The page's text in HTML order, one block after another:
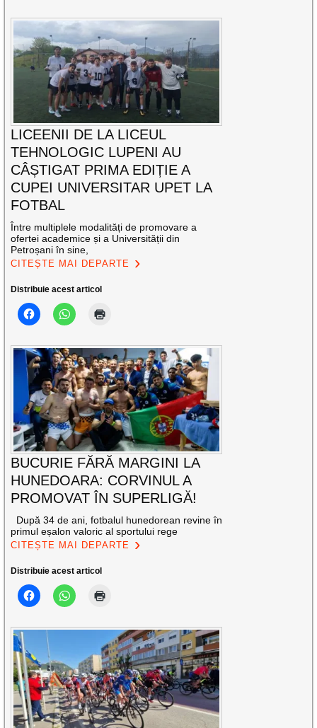
LICEENII DE LA LICEUL
TEHNOLOGIC LUPENI AU
CÂȘTIGAT PRIMA EDIȚIE A
CUPEI UNIVERSITAR UPET LA
FOTBAL
Între multiplele modalități de promovare a
ofertei academice și a Universității din
Petroșani în sine,
CITEȘTE MAI DEPARTE
Distribuie acest articol
BUCURIE FĂRĂ MARGINI LA
HUNEDOARA: CORVINUL A
PROMOVAT ÎN SUPERLIGĂ!
După 34 de ani, fotbalul hunedorean revine în
primul eșalon valoric al sportului rege
CITEȘTE MAI DEPARTE
Distribuie acest articol